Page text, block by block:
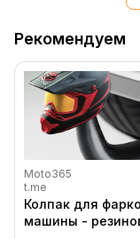
Рекомендуем
Moto365
t.me
Колпак для
машины -